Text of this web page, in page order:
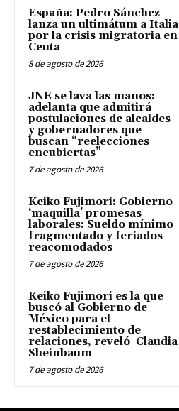
España: Pedro Sánchez
lanza un ultimátum a Italia
por la crisis migratoria en
Ceuta
8 de agosto de 2026
JNE se lava las manos:
adelanta que admitirá
postulaciones de alcaldes
y gobernadores que
buscan “reelecciones
encubiertas”
7 de agosto de 2026
Keiko Fujimori: Gobierno
‘maquilla’ promesas
laborales: Sueldo mínimo
fragmentado y feriados
reacomodados
7 de agosto de 2026
Keiko Fujimori es la que
buscó al Gobierno de
México para el
restablecimiento de
relaciones, reveló Claudia
Sheinbaum
7 de agosto de 2026